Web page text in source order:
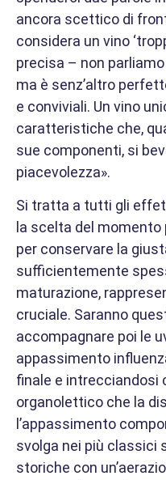
ancora scettico di
considera un vino
precisa – non
ma è senz’altro
e conviviali. Un vino
caratteristiche che,
sue componenti, si
piacevolezza».
Si tratta a tutti gli
la scelta del
per conservare la
sufficientemente
maturazione,
cruciale. Saranno
accompagnare poi le
appassimento
finale e intrecciandosi
organolettico che la
l’appassimento
svolga nei più classici
storiche con